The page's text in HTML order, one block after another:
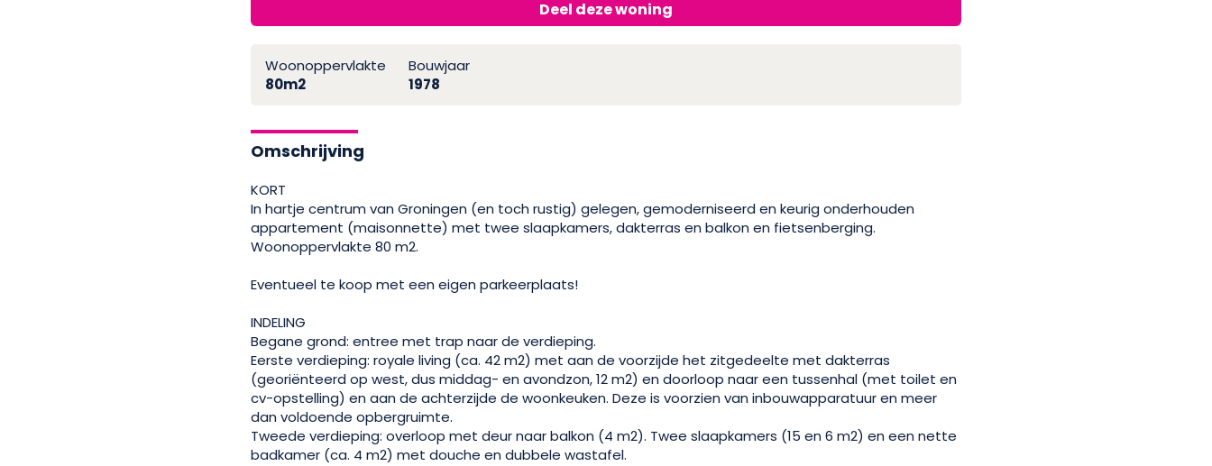
Deel deze woning
Woonoppervlakte
80m2
Bouwjaar
1978
Omschrijving
KORT
In hartje centrum van Groningen (en toch rustig) gelegen, gemoderniseerd en keurig onderhouden
appartement (maisonnette) met twee slaapkamers, dakterras en balkon en fietsenberging.
Woonoppervlakte 80 m2.
Eventueel te koop met een eigen parkeerplaats!
INDELING
Begane grond: entree met trap naar de verdieping.
Eerste verdieping: royale living (ca. 42 m2) met aan de voorzijde het zitgedeelte met dakterras
(georiënteerd op west, dus middag- en avondzon, 12 m2) en doorloop naar een tussenhal (met toilet en
cv-opstelling) en aan de achterzijde de woonkeuken. Deze is voorzien van inbouwapparatuur en meer
dan voldoende opbergruimte.
Tweede verdieping: overloop met deur naar balkon (4 m2). Twee slaapkamers (15 en 6 m2) en een nette
badkamer (ca. 4 m2) met douche en dubbele wastafel.